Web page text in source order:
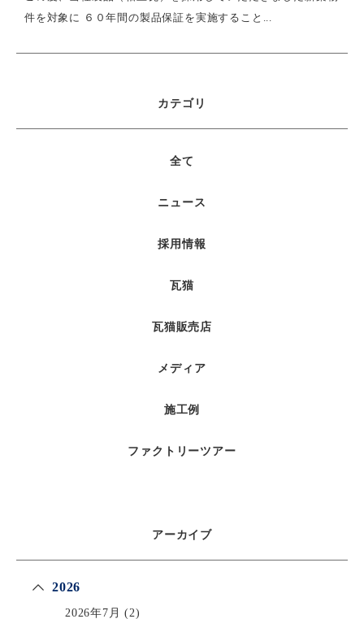
件を対象に ６０年間の製品保証を実施すること...
カテゴリ
全て
ニュース
採用情報
瓦猫
瓦猫販売店
メディア
施工例
ファクトリーツアー
アーカイブ
2026
2026年7月 (2)